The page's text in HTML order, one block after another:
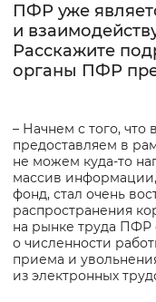
ПФР уже
и
Расскажите
органы ПФР
– Начнем с того,
предоставляем в
не можем куда-то
массив
фонд, стал очень
распространения
на рынке труда ПФР
о численности
приема и
из электронных